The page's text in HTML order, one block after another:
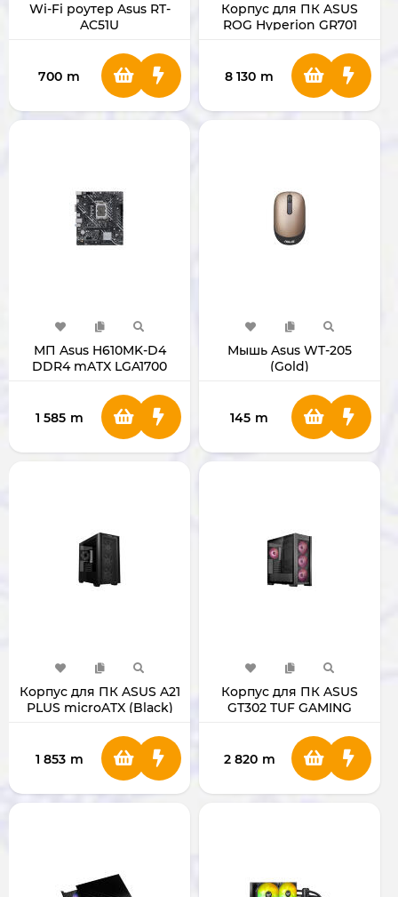
Wi-Fi роутер Asus RT-
AC51U
700 m
Корпус для ПК ASUS
ROG Hyperion GR701
8 130 m
МП Asus H610MK-D4
DDR4 mATX LGA1700
1 585 m
Мышь Asus WT-205
(Gold)
145 m
Корпус для ПК ASUS A21
PLUS microATX (Black)
1 853 m
Корпус для ПК ASUS
GT302 TUF GAMING
2 820 m